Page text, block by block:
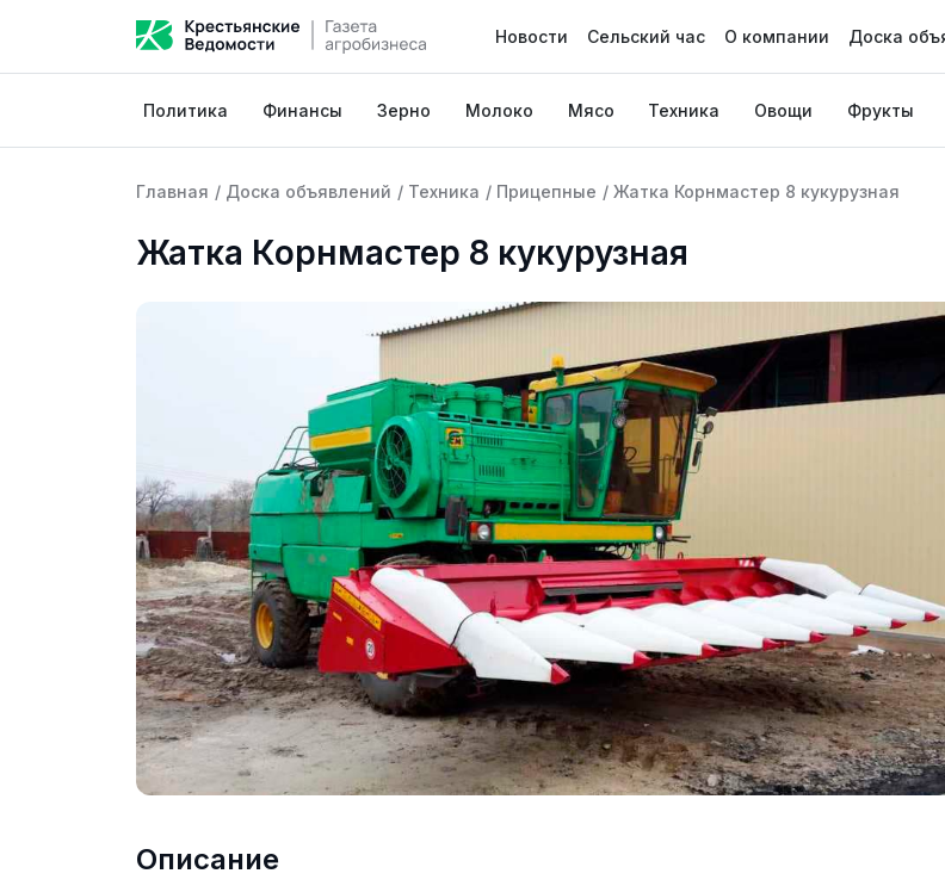
Новости Сельский час О компании Доска
Политика Финансы Зерно Молоко Мясо Техника Овощи Фрукты
Главная / Доска объявлений / Техника / Прицепные / Жатка Корнмастер 8 кукурузная
Жатка Корнмастер 8 кукурузная
Описание